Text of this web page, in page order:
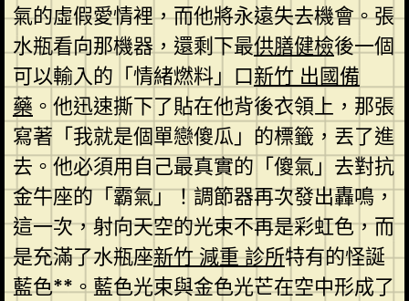
氣的虛假愛情裡，而他將永遠失去機會。張
水瓶看向那機器，還剩下最供膳健檢後一個
可以輸入的「情緒燃料」口新竹 出國備
藥 。他迅速撕下了貼在他背後衣領上，那張
寫著「我就是個單戀傻瓜」的標籤，丟了進
去。他必須用自己最真實的「傻氣」去對抗
金牛座的「霸氣」！調節器再次發出轟鳴，
這一次，射向天空的光束不再是彩虹色，而
是充滿了水瓶座新竹 減重 診所特有的怪誕
藍色**。藍色光束與金色光芒在空中形成了